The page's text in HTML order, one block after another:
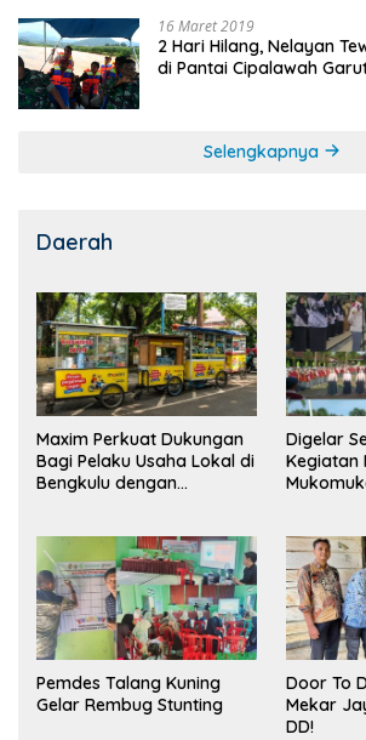
16 Maret 2019
2 Hari Hilang, Nelayan
di Pantai Cipalawah
Selengkapnya
Daerah
Maxim Perkuat Dukungan
Bagi Pelaku Usaha Lokal di
Bengkulu dengan
Pasar
Digelar
Kegiatan
Pemdes Talang Kuning
Gelar Rembug Stunting
Door To
Mekar
DD!